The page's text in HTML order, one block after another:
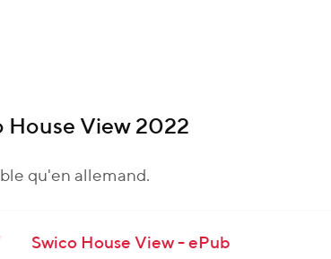
House View 2022
qu'en allemand.
Swico House View - ePub